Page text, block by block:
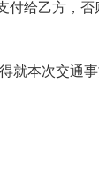
给乙方，否
本次交通